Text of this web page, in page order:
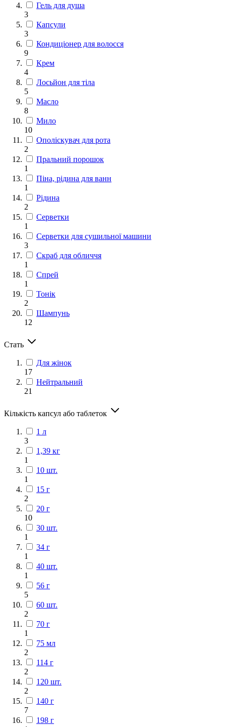
Гель для душа
3
Капсули
3
Кондиціонер для волосся
9
Крем
4
Лосьйон для тіла
5
Масло
8
Мило
10
Ополіскувач для рота
2
Пральний порошок
1
Піна, рідина для ванн
1
Рідина
2
Серветки
1
Серветки для сушильної машини
3
Скраб для обличчя
1
Спрей
1
Тонік
2
Шампунь
12
Стать
Для жінок
17
Нейтральний
21
Кількість капсул або таблеток
1 л
3
1,39 кг
1
10 шт.
1
15 г
2
20 г
10
30 шт.
1
34 г
1
40 шт.
1
56 г
5
60 шт.
2
70 г
1
75 мл
2
114 г
2
120 шт.
2
140 г
7
198 г